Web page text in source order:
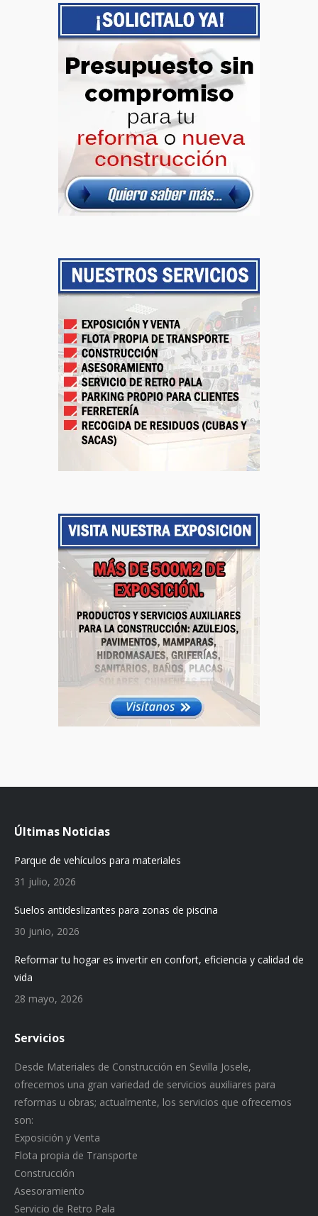
Últimas Noticias
Parque de vehículos para materiales
31 julio, 2026
Suelos antideslizantes para zonas de piscina
30 junio, 2026
Reformar tu hogar es invertir en confort, eficiencia y calidad de
vida
28 mayo, 2026
Servicios
Desde Materiales de Construcción en Sevilla Josele,
ofrecemos una gran variedad de servicios auxiliares para
reformas u obras; actualmente, los servicios que ofrecemos
son:
Exposición y Venta
Flota propia de Transporte
Construcción
Asesoramiento
Servicio de Retro Pala